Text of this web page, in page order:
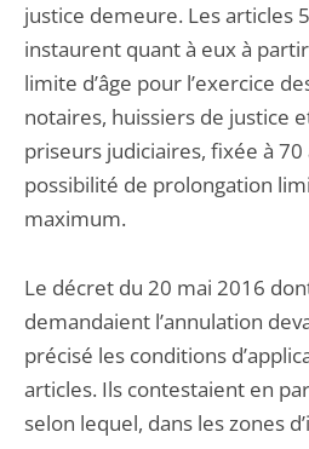
justice demeure. Les articles
instaurent quant à eux à
limite d’âge pour l’exercice
notaires, huissiers de justice
priseurs judiciaires, fixée à 70
possibilité de prolongation
maximum.
Le décret du 20 mai 2016
demandaient l’annulation
précisé les conditions
articles. Ils contestaient en
selon lequel, dans les zones